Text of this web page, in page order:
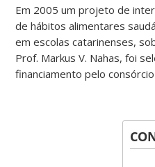
Em 2005 um projeto de
de hábitos alimentares
em escolas catarinenses,
Prof. Markus V. Nahas, foi
financiamento pelo consórcio